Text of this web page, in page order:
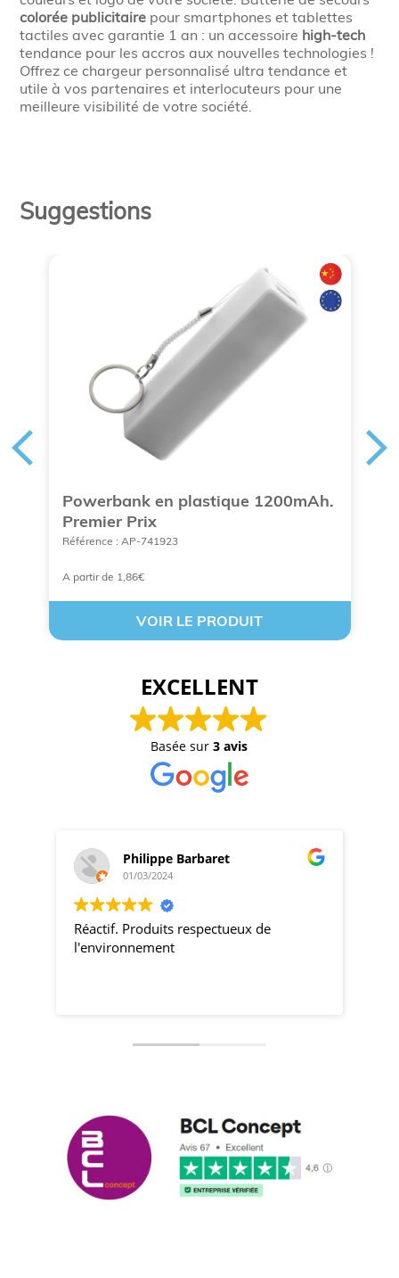
colorée publicitaire pour smartphones et tablettes
tactiles avec garantie 1 an : un accessoire high-tech
tendance pour les accros aux nouvelles technologies !
Offrez ce chargeur personnalisé ultra tendance et
utile à vos partenaires et interlocuteurs pour une
meilleure visibilité de votre société.
Suggestions
Powerbank en plastique 1200mAh.
Premier Prix
Référence : AP-741923
A partir de 1,86€
VOIR LE PRODUIT
EXCELLENT
Basée sur3 avis
Philippe Barbaret
01/03/2024
Réactif. Produits respectueux de
l'environnement